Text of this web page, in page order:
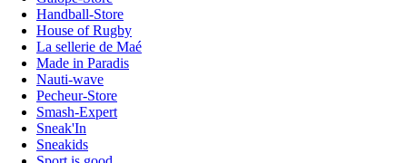
Handball-Store
House of Rugby
La sellerie de Maé
Made in Paradis
Nauti-wave
Pecheur-Store
Smash-Expert
Sneak'In
Sneakids